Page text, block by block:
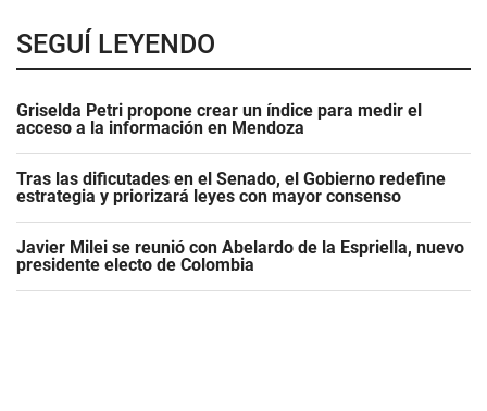
SEGUÍ LEYENDO
Griselda Petri propone crear un índice para medir el
acceso a la información en Mendoza
Tras las dificutades en el Senado, el Gobierno redefine
estrategia y priorizará leyes con mayor consenso
Javier Milei se reunió con Abelardo de la Espriella, nuevo
presidente electo de Colombia